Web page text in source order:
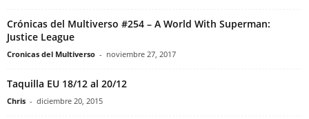
Crónicas del Multiverso #254 – A World With Superman:
Justice League
Cronicas del Multiverso - noviembre 27, 2017
Taquilla EU 18/12 al 20/12
Chris - diciembre 20, 2015